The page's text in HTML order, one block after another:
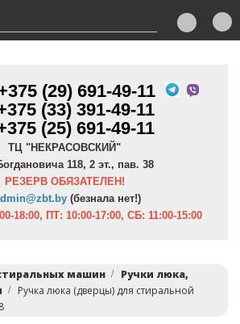
(29) 691-49-11
375 (33) 391-49-11
(25) 691-49-11
ТЦ "НЕКРАСОВСКИЙ"
118, 2 эт., пав. 38
РЕЗЕРВ ОБЯЗАТЕЛЕН!
y (безнала нет!)
18:00, ПТ: 10:00-17:00, СБ: 11:00-15:00
машин
Ручки люка,
Ручка люка (дверцы) для стиральной